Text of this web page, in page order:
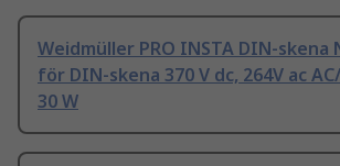
Weidmüller PRO INSTA DIN-
för DIN-skena 370 V dc, 264V ac
30 W